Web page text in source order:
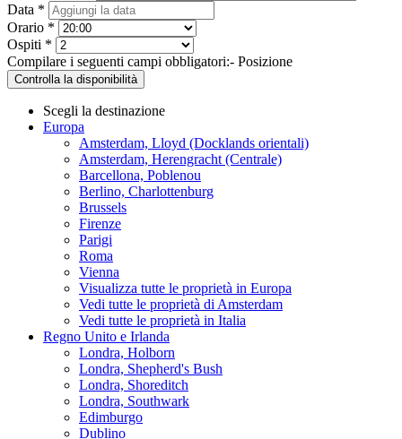
Data *
Orario *
Ospiti *
Compilare i seguenti campi obbligatori:- Posizione
Controlla la disponibilità
Scegli la destinazione
Europa
Amsterdam, Lloyd (Docklands orientali)
Amsterdam, Herengracht (Centrale)
Barcellona, Poblenou
Berlino, Charlottenburg
Brussels
Firenze
Parigi
Roma
Vienna
Visualizza tutte le proprietà in Europa
Vedi tutte le proprietà di Amsterdam
Vedi tutte le proprietà in Italia
Regno Unito e Irlanda
Londra, Holborn
Londra, Shepherd's Bush
Londra, Shoreditch
Londra, Southwark
Edimburgo
Dublino